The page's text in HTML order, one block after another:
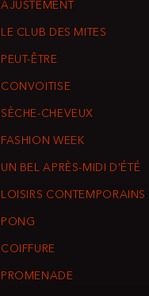
AJUSTEMENT
LE CLUB DES MITES
PEUT-ÊTRE
CONVOITISE
SÈCHE-CHEVEUX
FASHION WEEK
UN BEL APRÈS-MIDI D’ÉTÉ
LOISIRS CONTEMPORAINS
PONG
COIFFURE
PROMENADE